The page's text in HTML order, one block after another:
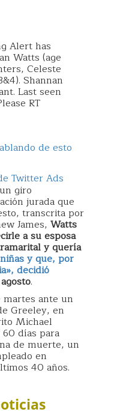
Alert has
Watts (age
Celeste
Shannan
Last seen
RT
de esto
Twitter Ads
giro
jurada que
transcrita por
James, Watts
a su esposa
y quería
y que, por
decidió
.
martes ante un
Greeley, en
Michael
días para
de muerte, un
en
40 años.